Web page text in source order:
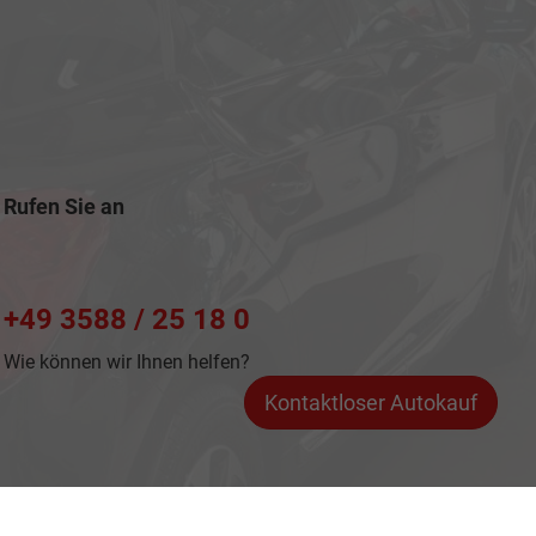
Kontaktloser Autokauf
Rufen Sie an
+49 3588 / 25 18 0
Wie können wir Ihnen helfen?